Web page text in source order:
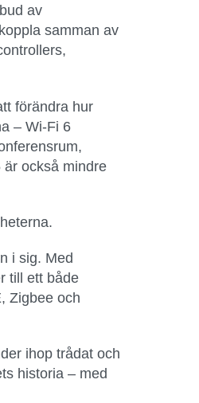
av
samman av
förändra hur
– Wi-Fi 6
också mindre
i sig. Med
till ett både
Zigbee och
ihop trådat och
historia – med